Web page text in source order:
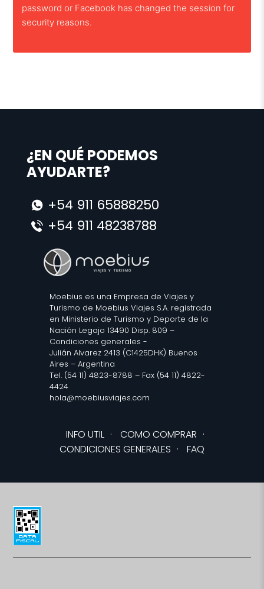
password or Facebook has changed the session for
security reasons.
¿EN QUÉ PODEMOS
AYUDARTE?
+54 911 65888250
+54 911 48238788
Moebius es una Empresa de Viajes y
Turismo de Moebius Viajes S.A. registrada
en Ministerio de Turismo y Deporte de la
Nación Legajo 13490 Disp. 809 –
Condiciones generales -
Julián Alvarez 2413 (C1425DHK) Buenos
Aires – Argentina
Tel. (54 11) 4823-8788 – Fax (54 11) 4822-
4424
hola@moebiusviajes.com
INFO UTIL · COMO COMPRAR ·
CONDICIONES GENERALES · FAQ